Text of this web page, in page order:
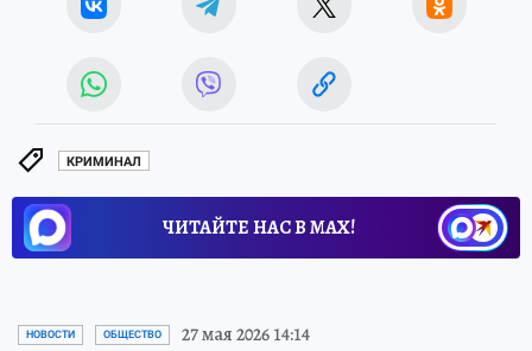
КРИМИНАЛ
ЧИТАЙТЕ НАС В МАХ!
НОВОСТИ ОБЩЕСТВО 27 мая 2026 14:14